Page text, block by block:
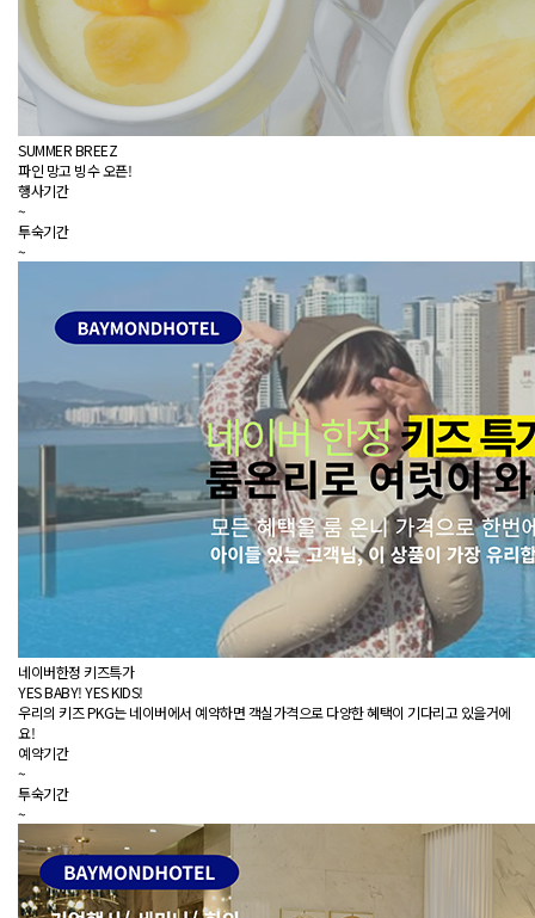
SUMMER BREEZ
파인 망고 빙수 오픈!
행사기간
~
투숙기간
~
네이버한정 키즈특가
YES BABY! YES KIDS!
우리의 키즈 PKG는 네이버에서 예약하면 객실가격으로 다양한 혜택이 기다리고 있을거에
요!
예약기간
~
투숙기간
~